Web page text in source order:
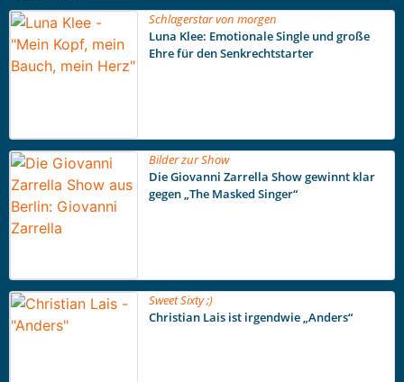
Schlagerstar von morgen
Luna Klee: Emotionale Single und große
Ehre für den Senkrechtstarter
Bilder zur Show
Die Giovanni Zarrella Show gewinnt klar
gegen „The Masked Singer“
Sweet Sixty ;)
Christian Lais ist irgendwie „Anders“